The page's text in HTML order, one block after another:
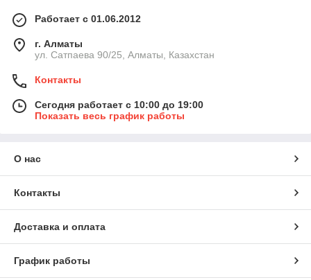
Работает с 01.06.2012
г. Алматы
ул. Сатпаева 90/25, Алматы, Казахстан
Контакты
Сегодня работает с 10:00 до 19:00
Показать весь график работы
О нас
Контакты
Доставка и оплата
График работы